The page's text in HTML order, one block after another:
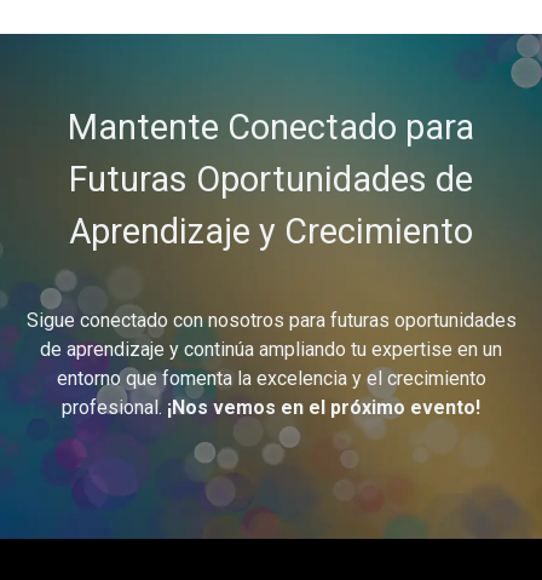
Mantente Conectado para
Futuras Oportunidades de
Aprendizaje y Crecimiento
Sigue conectado con nosotros para futuras oportunidades
de aprendizaje y continúa ampliando tu expertise en un
entorno que fomenta la excelencia y el crecimiento
profesional. ¡Nos vemos en el próximo evento!